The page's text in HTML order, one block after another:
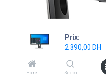
Prix:
2 890,00 DH
Home Search
Shop
Écran Dell UltraSharp
ms | IPS